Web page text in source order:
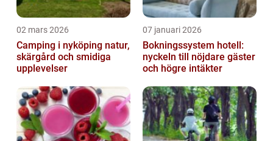
02 mars 2026
Camping i nyköping natur,
skärgård och smidiga
upplevelser
07 januari 2026
Bokningssystem hotell:
nyckeln till nöjdare gäster
och högre intäkter